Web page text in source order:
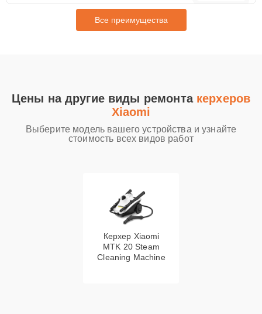
Все преимущества
Цены на другие виды ремонта керхеров
Xiaomi
Выберите модель вашего устройства и узнайте
стоимость всех видов работ
Керхер Xiaomi
MTK 20 Steam
Cleaning Machine